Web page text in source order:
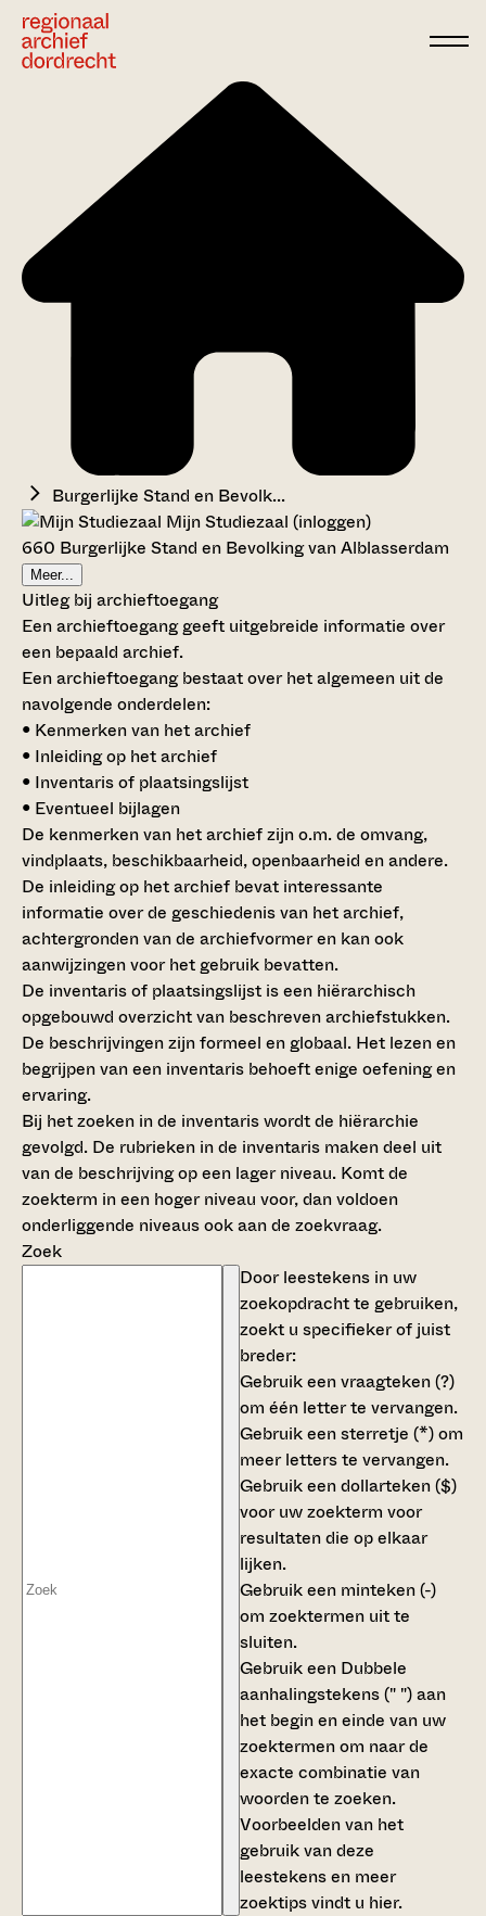
Burgerlijke Stand en Bevolk...
Mijn Studiezaal (inloggen)
660 Burgerlijke Stand en Bevolking van Alblasserdam
Meer...
Uitleg bij archieftoegang
Een archieftoegang geeft uitgebreide informatie over
een bepaald archief.
Een archieftoegang bestaat over het algemeen uit de
navolgende onderdelen:
• Kenmerken van het archief
• Inleiding op het archief
• Inventaris of plaatsingslijst
• Eventueel bijlagen
De kenmerken van het archief zijn o.m. de omvang,
vindplaats, beschikbaarheid, openbaarheid en andere.
De inleiding op het archief bevat interessante
informatie over de geschiedenis van het archief,
achtergronden van de archiefvormer en kan ook
aanwijzingen voor het gebruik bevatten.
De inventaris of plaatsingslijst is een hiërarchisch
opgebouwd overzicht van beschreven archiefstukken.
De beschrijvingen zijn formeel en globaal. Het lezen en
begrijpen van een inventaris behoeft enige oefening en
ervaring.
Bij het zoeken in de inventaris wordt de hiërarchie
gevolgd. De rubrieken in de inventaris maken deel uit
van de beschrijving op een lager niveau. Komt de
zoekterm in een hoger niveau voor, dan voldoen
onderliggende niveaus ook aan de zoekvraag.
Zoek
Door leestekens in uw
zoekopdracht te gebruiken,
zoekt u specifieker of juist
breder:
Gebruik eenvraagteken (?)
om één letter te vervangen.
Gebruik eensterretje (*)om
meer letters te vervangen.
Gebruik eendollarteken ($)
voor uw zoekterm voor
resultaten die op elkaar
lijken.
Gebruik een minteken (-)
om zoektermen uit te
sluiten.
Gebruik een Dubbele
aanhalingstekens (" ")aan
het begin en einde van uw
zoektermen om naar de
exacte combinatie van
woorden te zoeken.
Voorbeelden van het
gebruik van deze
leestekens en meer
zoektips vindt u hier.